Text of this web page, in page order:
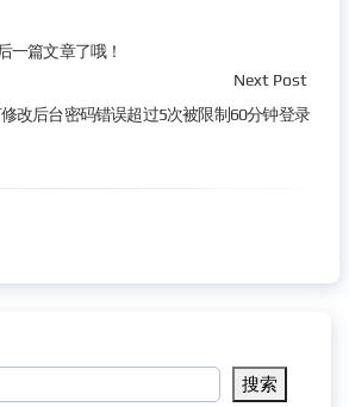
一篇文章了哦！
Next Post
改后台密码错误超过5次被限制60分钟登录
搜索